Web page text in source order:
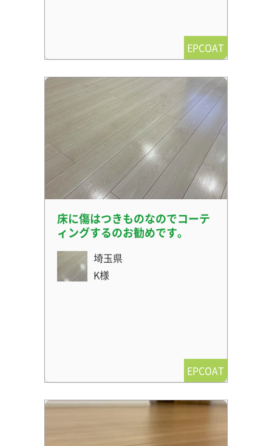
EPCOAT
床に傷はつきものなのでコーテ
ィングするのお勧めです。
埼玉県
K様
EPCOAT